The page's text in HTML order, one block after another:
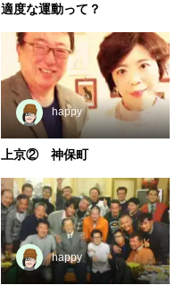
適度な運動って？
happy
上京② 神保町
happy